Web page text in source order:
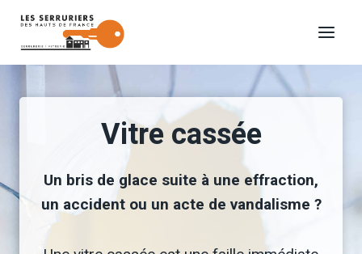
Aller
Vitre cassée
Un bris de glace suite à une effraction,
un accident ou un acte de vandalisme ?